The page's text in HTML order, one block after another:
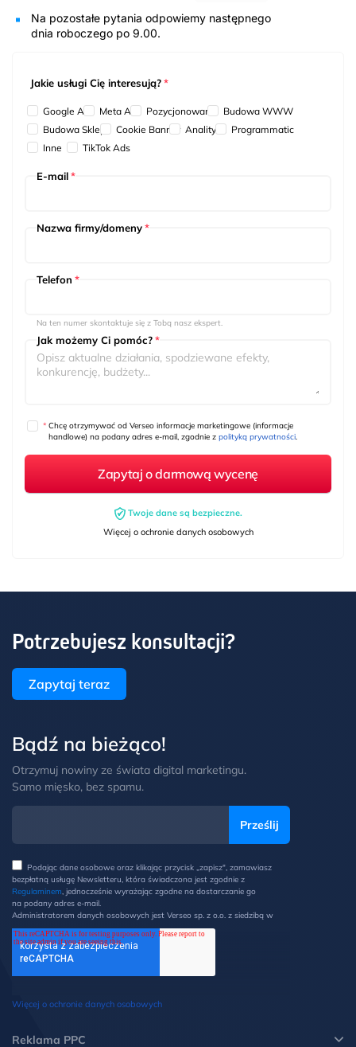
Na pozostałe pytania odpowiemy następnego
dnia roboczego po 9.00.
Jakie usługi Cię interesują?*
Google Ads Meta Ads Pozycjonowanie
Budowa WWW
Budowa Sklepu
Cookie Banner Analityka
Programmatic
Inne
TikTok Ads
E-mail*
Nazwa firmy/domeny*
Telefon *
Na ten numer skontaktuje się z Tobą nasz ekspert.
Jak możemy Ci pomóc?*
Chcę otrzymywać od Verseo informacje marketingowe (informacje
handlowe) na podany adres e-mail, zgodnie z polityką prywatności.
*
Twoje dane są bezpieczne.
Więcej o ochronie danych osobowych
Potrzebujesz konsultacji?
Zapytaj teraz
Bądź na bieżąco!
Otrzymuj nowiny ze świata digital marketingu.
Samo mięsko, bez spamu.
Podając dane osobowe oraz klikając przycisk „zapisz", zamawiasz
bezpłatną usługę Newsletteru, która świadczona jest zgodnie z
Regulaminem, jednocześnie wyrażając zgodne na dostarczanie go
na podany adres e-mail.
Administratorem danych osobowych jest Verseo sp. z o.o. z siedzibą w
Poznaniu przy ul. Węglowej 1/3 (60-122 Poznań). Z Administratorem
można kontaktować się pisemnie na ww. adres lub elektronicznie na
adres e-mail: ochronadanych@verseo.pl. Państwa dane osobowe są
przetwarzane w celu wysyłki newsletteru, zgodnie z Regulaminem, w
związku z czym mają Państwo prawo do: dostępu do swoich danych
zgody, możliwość żądania ich usunięcia i ograniczenia lub wniesienia
sprzeciwu wobec przetwarzania danych oraz wniesienia skargi do
Więcej o ochronie danych osobowych
Reklama PPC